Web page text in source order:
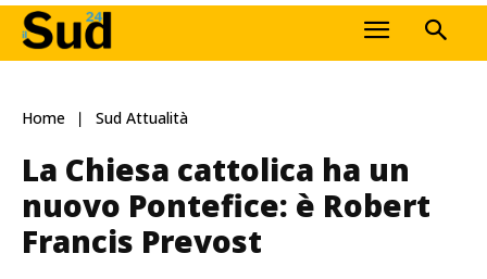
Home Sud Attualità
La Chiesa cattolica ha un
nuovo Pontefice: è Robert
Francis Prevost